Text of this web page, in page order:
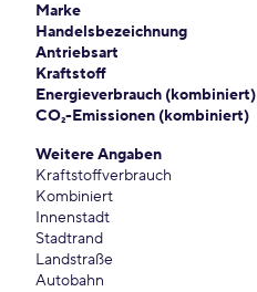
Marke
Handelsbezeichnung
Antriebsart
Kraftstoff
Energieverbrauch (kombiniert)
CO₂-Emissionen (kombiniert)
Weitere Angaben
Kraftstoffverbrauch
Kombiniert
Innenstadt
Stadtrand
Landstraße
Autobahn